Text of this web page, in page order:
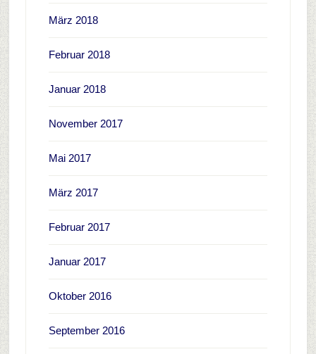
März 2018
Februar 2018
Januar 2018
November 2017
Mai 2017
März 2017
Februar 2017
Januar 2017
Oktober 2016
September 2016